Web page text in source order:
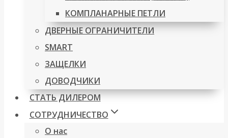
КОМПЛАНАРНЫЕ ПЕТЛИ
ДВЕРНЫЕ ОГРАНИЧИТЕЛИ
SMART
ЗАЩЕЛКИ
ДОВОДЧИКИ
СТАТЬ ДИЛЕРОМ
СОТРУДНИЧЕСТВО
О нас